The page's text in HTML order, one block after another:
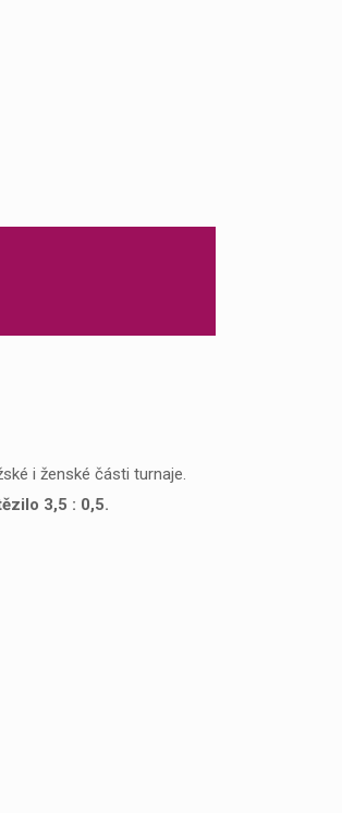
i ženské části turnaje.
3,5 : 0,5.